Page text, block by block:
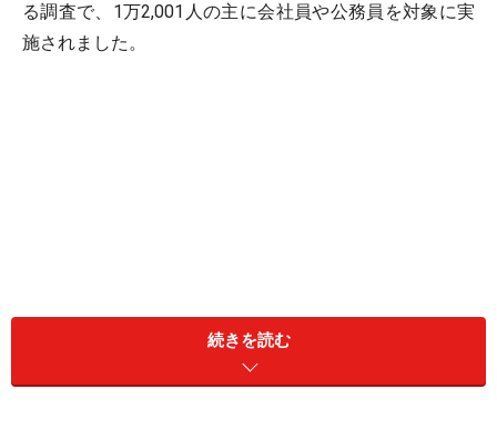
る調査で、1万2,001人の主に会社員や公務員を対象に実
施されました。
続きを読む